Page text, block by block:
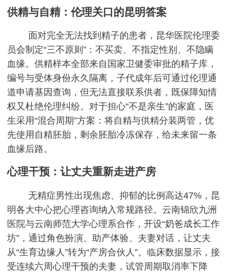
供精与自精：伦理关口的昆明答案
面对完全无法找到精子的患者，昆华医院伦理委
员会制定“三不原则”：不买卖、不指定性别、不隐瞒
血缘。供精样本全部来自国家卫健委审批的精子库，
编号与受体身份永久隔离，子代成年后可通过伦理通
道申请基因查询，但无法直接联系供者，既保障知情
权又杜绝伦理纠纷。对于担心“不是亲生”的家庭，医
生采用“混合周期”方案：将自精与供精分装两管，优
先使用自精胚胎，剩余胚胎冷冻保存，给未来留一条
血缘后路。
心理干预：让丈夫重新走进产房
无精症男性出现焦虑、抑郁的比例高达47%，昆
明各大中心把心理咨询纳入常规路径。云南锦欣九洲
医院与云南师范大学心理系合作，开设“奶爸成长工作
坊”，通过角色扮演、助产体验、夫妻对话，让丈夫
从“生育边缘人”转为“产房合伙人”。临床数据显示，接
受连续六周心理干预的夫妻，试管周期取消率下降